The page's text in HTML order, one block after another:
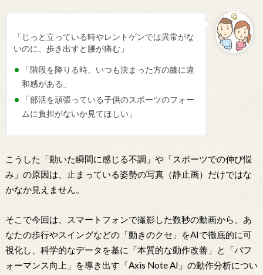
「じっと立っている時やレントゲンでは異常がな
いのに、歩き出すと腰が痛む」
「階段を降りる時、いつも決まった方の膝に違
和感がある」
「部活を頑張っている子供のスポーツのフォー
ムに負担がないか見てほしい」
こうした「動いた瞬間に感じる不調」や「スポーツでの伸び悩
み」の原因は、止まっている姿勢の写真（静止画）だけではな
かなか見えません。
そこで今回は、スマートフォンで撮影した数秒の動画から、あ
なたの歩行やスイングなどの「動きのクセ」をAIで徹底的に可
視化し、科学的なデータを基に「本質的な動作改善」と「パフ
ォーマンス向上」を導き出す「Axis Note AI」の動作分析につい